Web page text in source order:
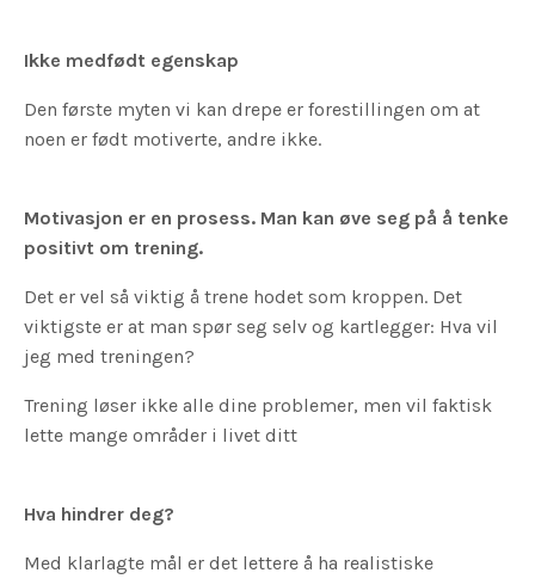
Ikke medfødt egenskap
Den første myten vi kan drepe er forestillingen om at
noen er født motiverte, andre ikke.
Motivasjon er en prosess. Man kan øve seg på å tenke
positivt om trening.
Det er vel så viktig å trene hodet som kroppen. Det
viktigste er at man spør seg selv og kartlegger: Hva vil
jeg med treningen?
Trening løser ikke alle dine problemer, men vil faktisk
lette mange områder i livet ditt
Hva hindrer deg?
Med klarlagte mål er det lettere å ha realistiske